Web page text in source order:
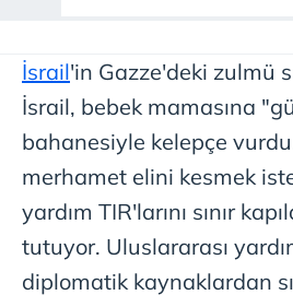
İsrail'in Gazze'deki zulmü
İsrail, bebek mamasına
bahanesiyle kelepçe
merhamet elini kesmek
yardım TIR'larını sınır
tutuyor. Uluslararası
diplomatik kaynaklardan